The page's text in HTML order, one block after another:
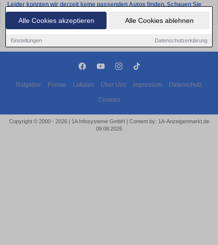
Alle Cookies akzeptieren Alle Cookies ablehnen
Einstellungen Datenschutzerklärung
Leider konnten wir derzeit keine passenden Autos finden. Schauen Sie
bald wieder vorbei!
Ratgeber Presse Lokales Über Uns Impressum Datenschutz
Cookies
Copyright © 2000 - 2026 | 1A Infosysteme GmbH | Content by: 1A-Anzeigenmarkt.de
09.08.2026